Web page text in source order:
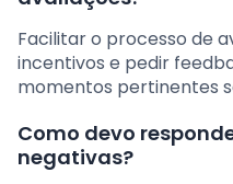
Facilitar o processo de
incentivos e pedir
momentos pertinentes
Como devo
negativas?